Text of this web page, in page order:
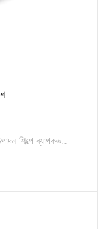
শিল্পে ব্যাপকভ...